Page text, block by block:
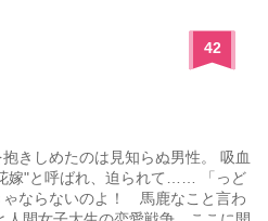
42
きしめたのは見知らぬ男性。 吸血
嫁"と呼ばれ、迫られて…… 「っど
ゃならないのよ！ 馬鹿なこと言わ